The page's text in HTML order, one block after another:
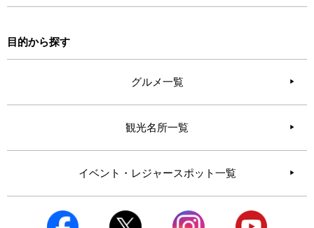
目的から探す
グルメ一覧
観光名所一覧
イベント・レジャースポット一覧